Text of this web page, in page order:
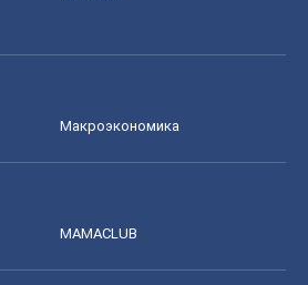
Mакроэкономика
MAMACLUB